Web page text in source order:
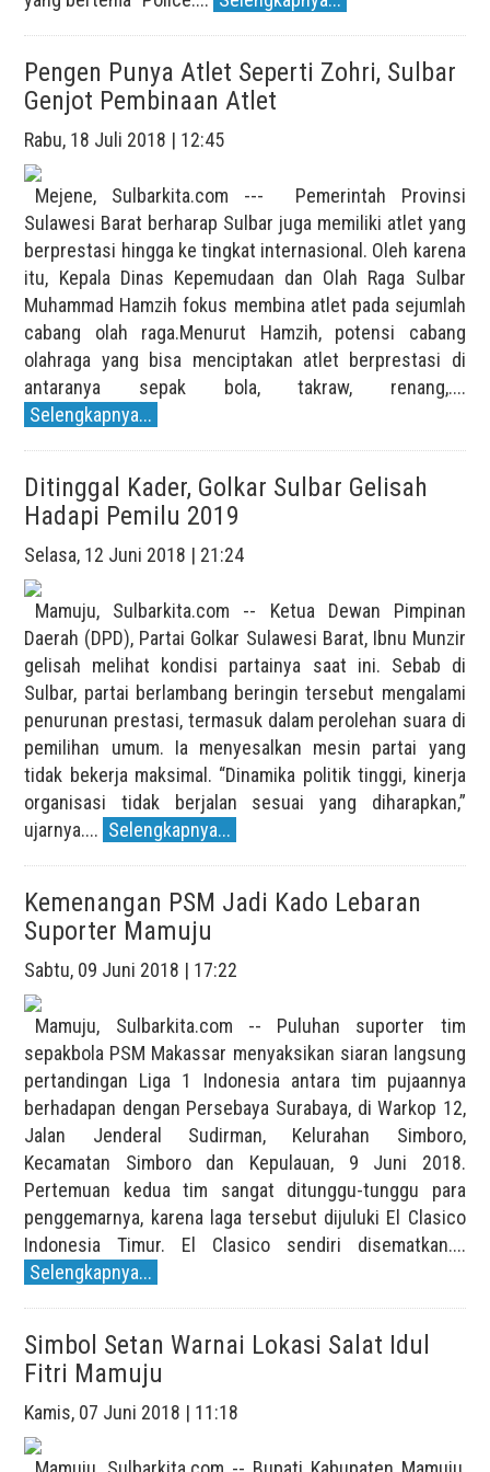
Pengen Punya Atlet Seperti Zohri, Sulbar
Genjot Pembinaan Atlet
Rabu, 18 Juli 2018 | 12:45
Mejene, Sulbarkita.com --- Pemerintah Provinsi
Sulawesi Barat berharap Sulbar juga memiliki atlet yang
berprestasi hingga ke tingkat internasional. Oleh karena
itu, Kepala Dinas Kepemudaan dan Olah Raga Sulbar
Muhammad Hamzih fokus membina atlet pada sejumlah
cabang olah raga.Menurut Hamzih, potensi cabang
olahraga yang bisa menciptakan atlet berprestasi di
antaranya sepak bola, takraw, renang,....
Selengkapnya...
Ditinggal Kader, Golkar Sulbar Gelisah
Hadapi Pemilu 2019
Selasa, 12 Juni 2018 | 21:24
Mamuju, Sulbarkita.com -- Ketua Dewan Pimpinan
Daerah (DPD), Partai Golkar Sulawesi Barat, Ibnu Munzir
gelisah melihat kondisi partainya saat ini. Sebab di
Sulbar, partai berlambang beringin tersebut mengalami
penurunan prestasi, termasuk dalam perolehan suara di
pemilihan umum. Ia menyesalkan mesin partai yang
tidak bekerja maksimal. “Dinamika politik tinggi, kinerja
organisasi tidak berjalan sesuai yang diharapkan,”
ujarnya.... Selengkapnya...
Kemenangan PSM Jadi Kado Lebaran
Suporter Mamuju
Sabtu, 09 Juni 2018 | 17:22
Mamuju, Sulbarkita.com -- Puluhan suporter tim
sepakbola PSM Makassar menyaksikan siaran langsung
pertandingan Liga 1 Indonesia antara tim pujaannya
berhadapan dengan Persebaya Surabaya, di Warkop 12,
Jalan Jenderal Sudirman, Kelurahan Simboro,
Kecamatan Simboro dan Kepulauan, 9 Juni 2018.
Pertemuan kedua tim sangat ditunggu-tunggu para
penggemarnya, karena laga tersebut dijuluki El Clasico
Indonesia Timur. El Clasico sendiri disematkan....
Selengkapnya...
Simbol Setan Warnai Lokasi Salat Idul
Fitri Mamuju
Kamis, 07 Juni 2018 | 11:18